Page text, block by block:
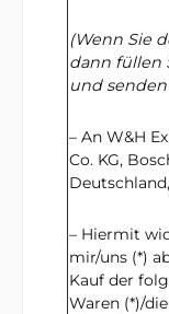
(Wenn Sie
dann füllen
und senden
– An W&H
Co. KG,
– Hiermit
mir/uns (*)
Kauf der
Waren (*)/